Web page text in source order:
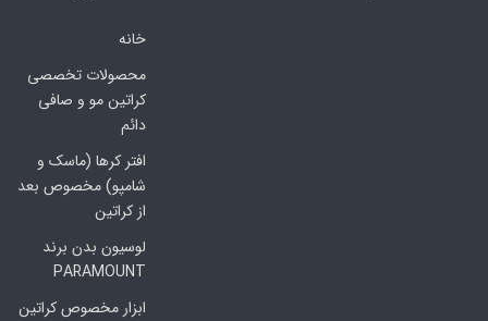
خانه
محصولات تخصصی
کراتین مو و صافی
دائم
افتر کرها (ماسک و
شامپو) مخصوص بعد
از کراتین
لوسیون بدن برند
PARAMOUNT
ابزار مخصوص کراتین